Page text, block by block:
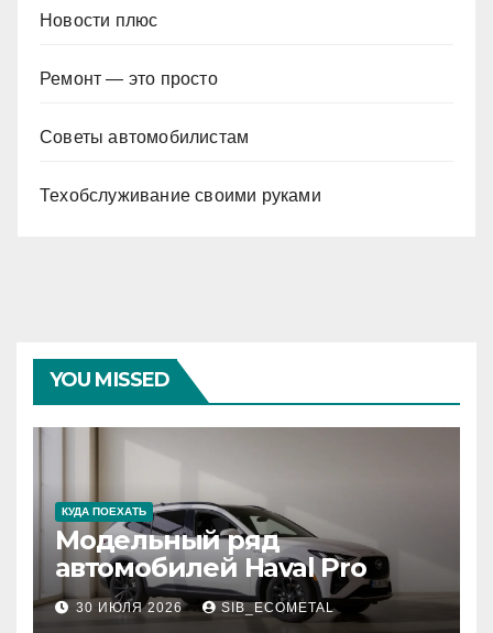
Новости плюс
Ремонт — это просто
Советы автомобилистам
Техобслуживание своими руками
YOU MISSED
КУДА ПОЕХАТЬ
Модельный ряд
автомобилей Haval Pro
30 ИЮЛЯ 2026 SIB_ECOMETAL